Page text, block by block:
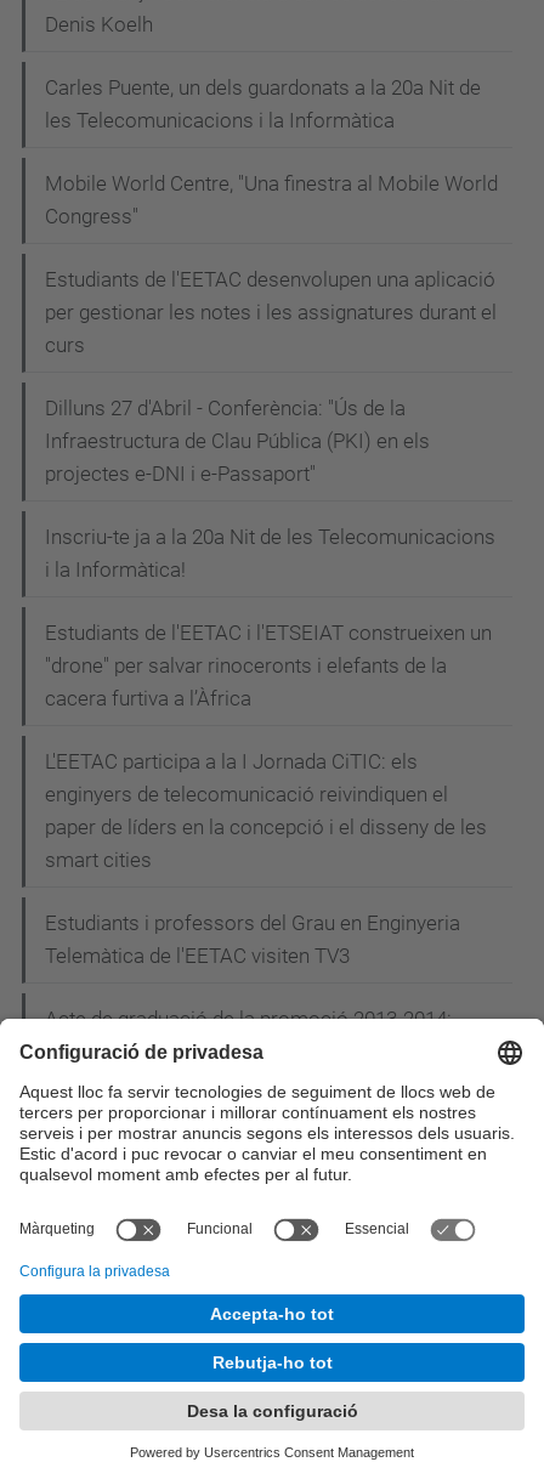
Denis Koelh
Carles Puente, un dels guardonats a la 20a Nit de
les Telecomunicacions i la Informàtica
Mobile World Centre, "Una finestra al Mobile World
Congress"
Estudiants de l'EETAC desenvolupen una aplicació
per gestionar les notes i les assignatures durant el
curs
Dilluns 27 d'Abril - Conferència: "Ús de la
Infraestructura de Clau Pública (PKI) en els
projectes e-DNI i e-Passaport"
Inscriu-te ja a la 20a Nit de les Telecomunicacions
i la Informàtica!
Estudiants de l'EETAC i l'ETSEIAT construeixen un
"drone" per salvar rinoceronts i elefants de la
cacera furtiva a l’Àfrica
L'EETAC participa a la I Jornada CiTIC: els
enginyers de telecomunicació reivindiquen el
paper de líders en la concepció i el disseny de les
smart cities
Estudiants i professors del Grau en Enginyeria
Telemàtica de l'EETAC visiten TV3
Acte de graduació de la promoció 2013-2014:
Material gràfic disponible
Andrea Jaime Albalat, enginyera aeronàutica de 28
anys, rep el premi Young Space Leader Award
"Best Paper Award" del 6th International
Conference on Mobile Networks and Management
Luis Delgado, exprofessor de l'EETAC, guanya el
premi de la Fundació AENA
Estudiants de l'EETAC guanyen el primer premi de